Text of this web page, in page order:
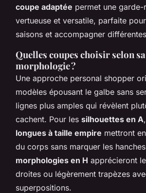
coupe adaptée permet une
vertueuse et versatile, parfaite
saisons et accompagner
Quelles coupes choisir selon sa
morphologie ?
Une approche personal shopper
modèles épousant le galbe sans
lignes plus amples qui révèlent
cachent. Pour les silhouettes en A
longues à taille empire mettront
du corps sans marquer les
morphologies en H apprécieront
droites ou légèrement trapèzes
superpositions.